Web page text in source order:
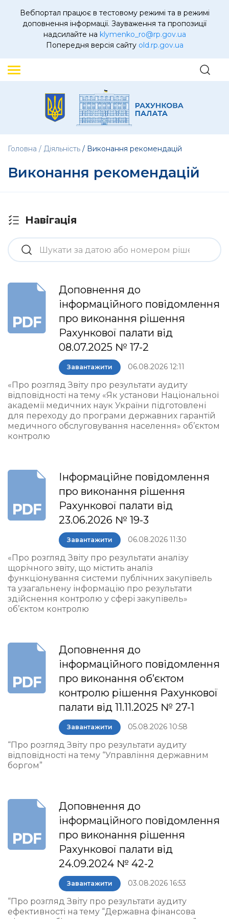
Вебпортал працює в тестовому режимі та в режимі
доповнення інформації. Зауваження та пропозиції
надсилайте на klymenko_ro@rp.gov.ua
Попередня версія сайту old.rp.gov.ua
Головна Діяльність Виконання рекомендацій
Виконання рекомендацій
Навігація
Доповнення до
інформаційного повідомлення
про виконання рішення
Рахункової палати від
08.07.2025 № 17-2
Завантажити 06.08.2026 12:11
«Про розгляд Звіту про результати аудиту
відповідності на тему «Як установи Національної
академії медичних наук України підготовлені
для переходу до програми державних гарантій
медичного обслуговування населення» об’єктом
контролю
Інформаційне повідомлення
про виконання рішення
Рахункової палати від
23.06.2026 № 19-3
Завантажити 06.08.2026 11:30
«Про розгляд Звіту про результати аналізу
щорічного звіту, що містить аналіз
функціонування системи публічних закупівель
та узагальнену інформацію про результати
здійснення контролю у сфері закупівель»
об’єктом контролю
Доповнення до
інформаційного повідомлення
про виконання об’єктом
контролю рішення Рахункової
палати від 11.11.2025 № 27-1
Завантажити 05.08.2026 10:58
“Про розгляд Звіту про результати аудиту
відповідності на тему “Управління державним
боргом”
Доповнення до
інформаційного повідомлення
про виконання рішення
Рахункової палати від
24.09.2024 № 42-2
Завантажити 03.08.2026 16:53
“Про розгляд Звіту про результати аудиту
ефективності на тему “Державна фінансова